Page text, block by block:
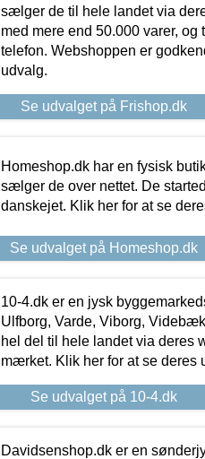
sælger de til hele landet via
med mere end 50.000 varer,
telefon. Webshoppen er
udvalg.
Se udvalget på Frishop.dk
Homeshop.dk har en fysisk
sælger de over nettet. De
danskejet. Klik her for at se
Se udvalget på Homeshop.dk
10-4.dk er en jysk
Ulfborg, Varde, Viborg,
hel del til hele landet via deres
mærket. Klik her for at se deres
Se udvalget på 10-4.dk
Davidsenshop.dk er en